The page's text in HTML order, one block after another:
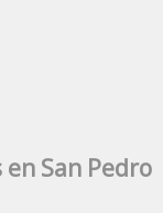
San Pedro